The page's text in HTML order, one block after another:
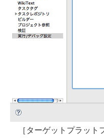
［ターゲットプラット